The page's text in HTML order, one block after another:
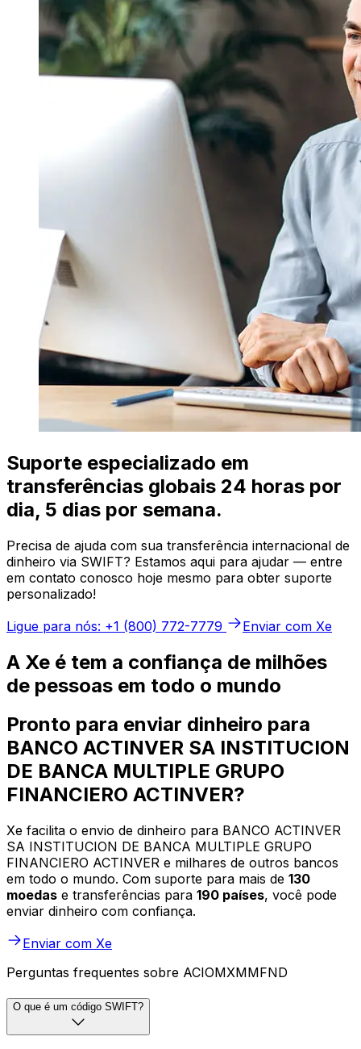
Suporte especializado em
transferências globais 24 horas por
dia, 5 dias por semana.
Precisa de ajuda com sua transferência internacional de
dinheiro via SWIFT? Estamos aqui para ajudar — entre
em contato conosco hoje mesmo para obter suporte
personalizado!
Ligue para nós: +1 (800) 772-7779
Enviar com Xe
A Xe é tem a confiança de milhões
de pessoas em todo o mundo
Pronto para enviar dinheiro para
BANCO ACTINVER SA INSTITUCION
DE BANCA MULTIPLE GRUPO
FINANCIERO ACTINVER?
Xe facilita o envio de dinheiro para BANCO ACTINVER
SA INSTITUCION DE BANCA MULTIPLE GRUPO
FINANCIERO ACTINVER e milhares de outros bancos
em todo o mundo. Com suporte para mais de 130
moedas e transferências para 190 países, você pode
enviar dinheiro com confiança.
Enviar com Xe
Perguntas frequentes sobre ACIOMXMMFND
O que é um código SWIFT?